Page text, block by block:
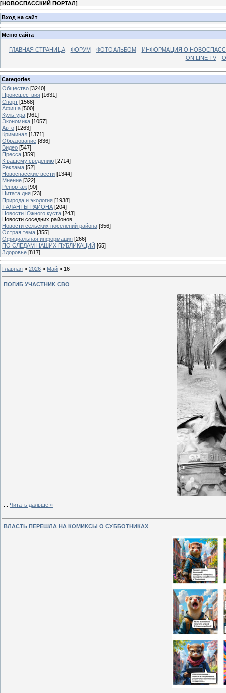
[НОВОСПАССКИЙ ПОРТАЛ]
Вход на сайт
Меню сайта
ГЛАВНАЯ СТРАНИЦА ФОРУМ ФОТОАЛЬБОМ
ИНФОРМАЦИЯ О
ON LINE TV
Categories
Общество [3240]
Происшествия [1631]
Спорт [1568]
Афиша [500]
Культура [961]
Экономика [1057]
Авто [1263]
Криминал [1371]
Образование [836]
Видео [547]
Пресса [359]
К вашему сведению [2714]
Реклама [52]
Новоспасские вести [1344]
Мнение [322]
Репортаж [90]
Цитата дня [23]
Природа и экология [1938]
ТАЛАНТЫ РАЙОНА [204]
Новости Южного куста [243]
Новости соседних районов
Новости сельских поселений района [356]
Острая тема [355]
Официальная информация [266]
ПО СЛЕДАМ НАШИХ ПУБЛИКАЦИЙ [65]
Здоровье [817]
Главная » 2026 » Май » 16
ПОГИБ УЧАСТНИК СВО
Читать дальше »
ВЛАСТЬ ПЕРЕШЛА НА КОМИКСЫ О СУББОТНИКАХ